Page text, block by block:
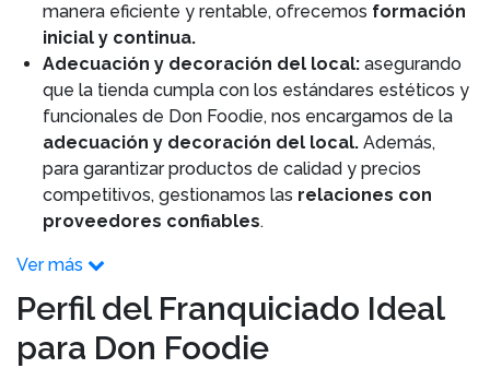
manera eficiente y rentable, ofrecemos formación
inicial y continua.
Adecuación y decoración del local: asegurando
que la tienda cumpla con los estándares estéticos y
funcionales de Don Foodie, nos encargamos de la
adecuación y decoración del local. Además,
para garantizar productos de calidad y precios
competitivos, gestionamos las relaciones con
proveedores confiables.
Ver más
Perfil del Franquiciado Ideal
para Don Foodie